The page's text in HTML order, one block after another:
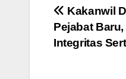
pos
Kakanwil
Pejabat
Integritas